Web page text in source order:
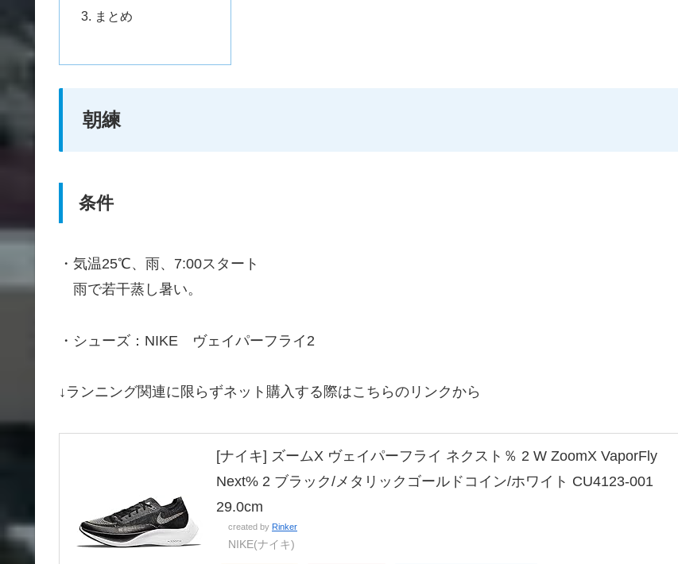
まとめ
朝練
条件
・気温25℃、雨、7:00スタート
雨で若干蒸し暑い。
・シューズ：NIKE ヴェイパーフライ2
↓ランニング関連に限らずネット購入する際はこちらのリンクから
[ナイキ] ズームX ヴェイパーフライ ネクスト％ 2 W ZoomX VaporFly
Next% 2 ブラック/メタリックゴールドコイン/ホワイト CU4123-001
29.0cm
created by Rinker
NIKE(ナイキ)